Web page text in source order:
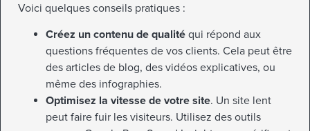
Voici quelques conseils pratiques :
Créez un contenu de qualité qui répond aux
questions fréquentes de vos clients. Cela peut être
des articles de blog, des vidéos explicatives, ou
même des infographies.
Optimisez la vitesse de votre site. Un site lent
peut faire fuir les visiteurs. Utilisez des outils